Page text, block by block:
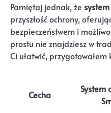
Pamiętaj jednak, że
przyszłość ochrony,
bezpieczeństwem i
prostu nie znajdziesz w
Ci ułatwić,
Cecha
System